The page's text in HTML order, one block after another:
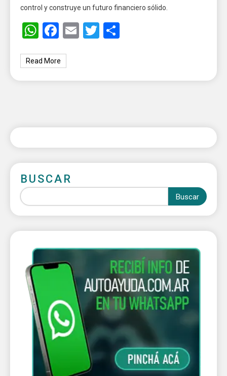
control y construye un futuro financiero sólido.
WhatsApp
Facebook
EmailTwitter
Read More
BUSCAR
Buscar